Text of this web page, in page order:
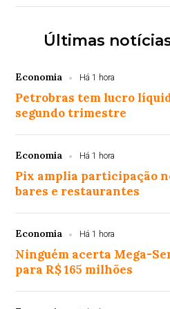
Últimas
Economia Há 1 hora
Petrobras tem lucro
segundo trimestre
Economia Há 1 hora
Pix amplia participação
bares e restaurantes
Economia Há 1 hora
Ninguém acerta Mega-
para R$ 165 milhões